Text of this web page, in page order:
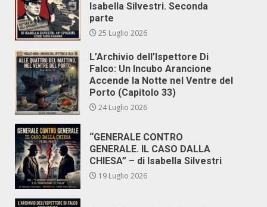
Isabella Silvestri. Seconda
parte
25 Luglio 2026
L’Archivio dell’Ispettore Di
Falco: Un Incubo Arancione
Accende la Notte nel Ventre del
Porto (Capitolo 33)
24 Luglio 2026
“GENERALE CONTRO
GENERALE. IL CASO DALLA
CHIESA” – di Isabella Silvestri
19 Luglio 2026